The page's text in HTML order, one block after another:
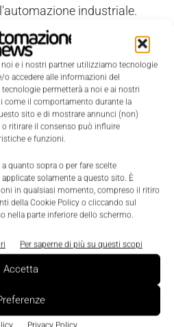
e i nostri partner utilizziamo tecnologie
accedere alle informazioni del
permetterà a noi e ai nostri
come il comportamento durante la
sito e di mostrare annunci (non)
ritirare il consenso può influire
e funzioni.
quanto sopra o per fare scelte
solamente a questo sito. È
in qualsiasi momento, compreso il ritiro
della Cookie Policy o cliccando sul
nella parte inferiore dello schermo.
Per saperne di più su questi scopi
Accetta
industriale.
è stata data ovviamente
funzioni di Machine Safety
della macchina,
beni materiali, e
i requisiti di Sil3 (Safety
modelli di Unidrive M
funzioni di sicurezza
le varie esigenze produttive,
esterni e i costi complessivi